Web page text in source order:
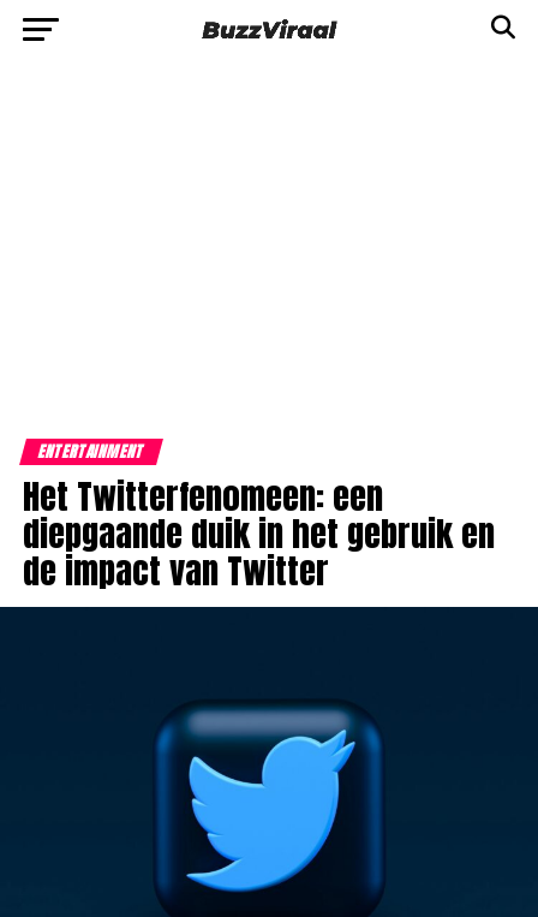
ENTERTAINMENT
Het Twitterfenomeen: een
diepgaande duik in het gebruik en
de impact van Twitter